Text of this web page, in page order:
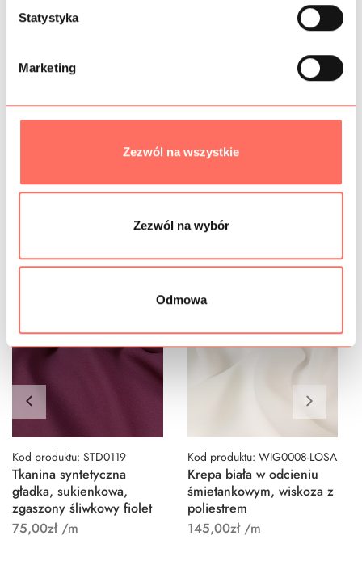
Statystyka
Marketing
Zezwól na wszystkie
Zezwól na wybór
Odmowa
INFORMACJE DODATKOWE
Podobne produkty
Kod produktu: STD0119
Tkanina syntetyczna
gładka, sukienkowa,
zgaszony śliwkowy fiolet
75,00zł/m
Kod produktu: WIG0008-LOSA
Krepa biała w odcieniu
śmietankowym, wiskoza z
poliestrem
145,00zł/m